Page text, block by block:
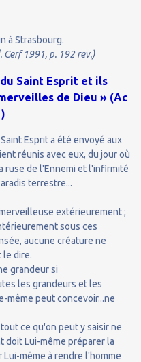
à Strasbourg.
1991, p. 192 rev.)
Saint Esprit et ils
de Dieu » (Ac
Esprit a été envoyé aux
réunis avec eux, du jour où
ruse de l'Ennemi et l'infirmité
terrestre...
extérieurement ;
sous ces
aucune créature ne
le dire.
grandeur si
les grandeurs et les
même peut concevoir...ne
ce qu'on peut y saisir ne
doit Lui-même préparer la
même à rendre l'homme